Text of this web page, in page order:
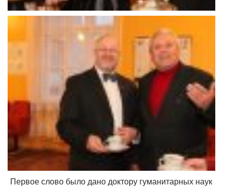
Первое слово было дано доктору гуманитарных наук